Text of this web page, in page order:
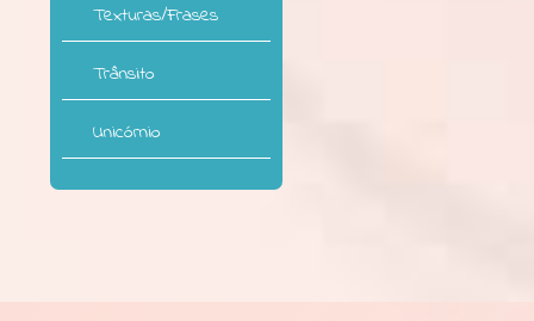
Texturas/Frases
Trânsito
Unicórnio